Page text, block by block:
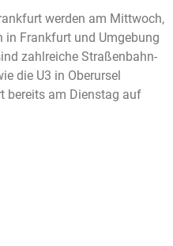
werden am Mittwoch,
in Frankfurt und Umgebung
zahlreiche Straßenbahn-
die U3 in Oberursel
bereits am Dienstag auf